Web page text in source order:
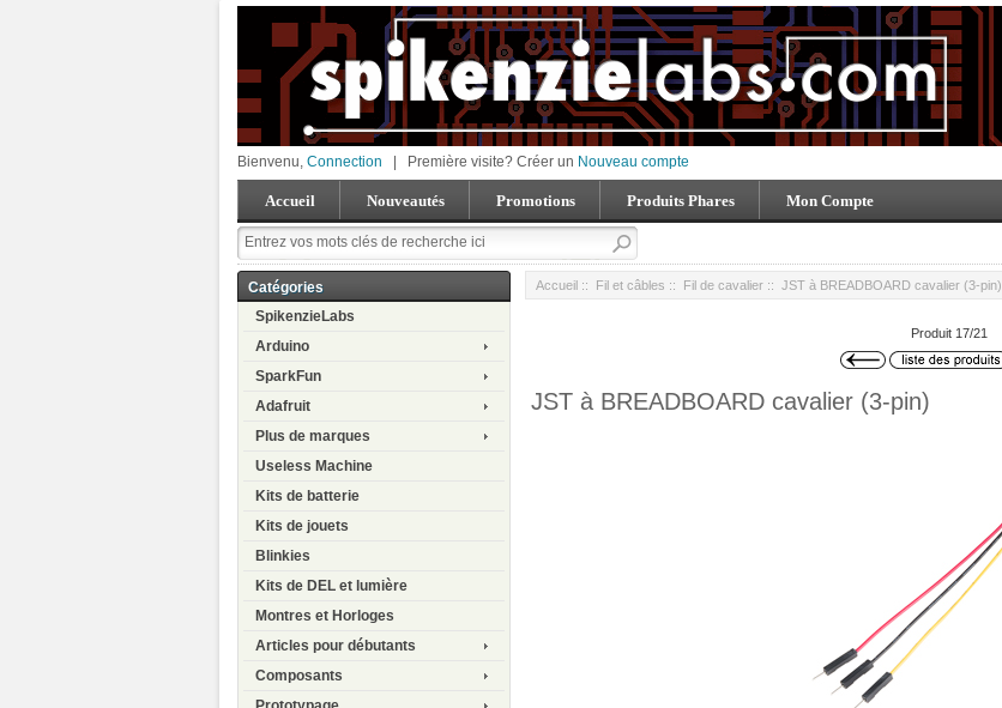
Bienvenu, Connection Première visite? Créer un Nouveau compte
Accueil Nouveautés Promotions Produits Phares Mon Compte
Catégories
SpikenzieLabs
Arduino
SparkFun
Adafruit
Plus de marques
Useless Machine
Kits de batterie
Kits de jouets
Blinkies
Kits de DEL et lumière
Montres et Horloges
Articles pour débutants
Composants
Accueil :: Fil et câbles :: Fil de cavalier :: JST à BREADBOARD cavalier (3-pin)
Produit 17/21
JST à BREADBOARD cavalier (3-pin)